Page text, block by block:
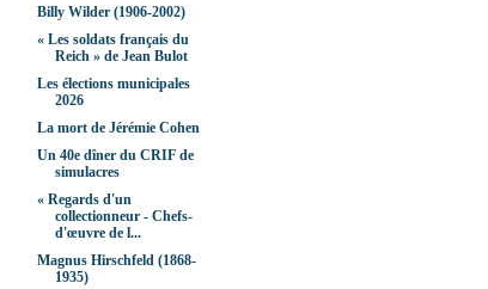
Billy Wilder (1906-2002)
« Les soldats français du
Reich » de Jean Bulot
Les élections municipales
2026
La mort de Jérémie Cohen
Un 40e dîner du CRIF de
simulacres
« Regards d'un
collectionneur - Chefs-
d'œuvre de l...
Magnus Hirschfeld (1868-
1935)